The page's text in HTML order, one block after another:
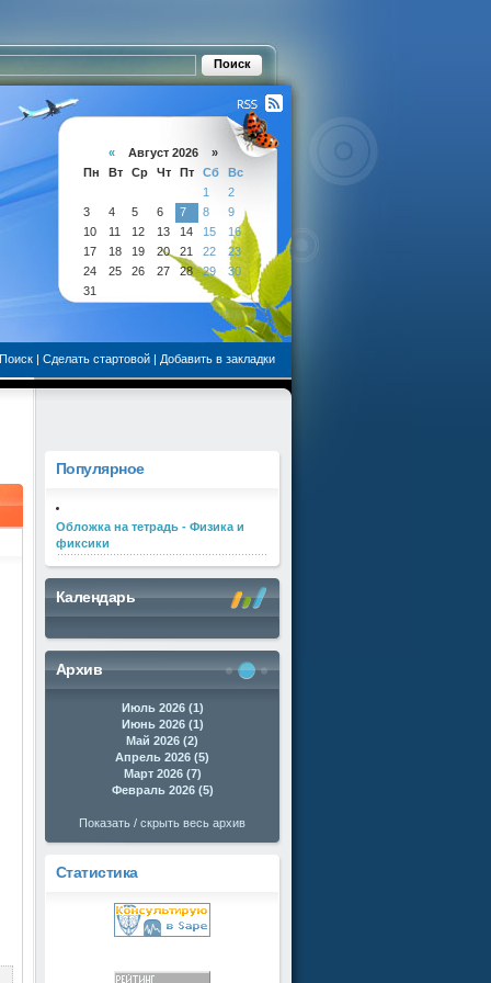
« Август 2026 »
Пн
Вт Ср Чт Пт Сб
Вс
1
2
3
4 5 6 7 8
9
10
11 12 13 14 15
16
17
18 19 20 21 22
23
24
25 26 27 28 29
30
31
Поиск | Сделать стартовой | Добавить в закладки
Популярное
Обложка на тетрадь - Физика и
фиксики
Календарь
Архив
Июль 2026 (1)
Июнь 2026 (1)
Май 2026 (2)
Апрель 2026 (5)
Март 2026 (7)
Февраль 2026 (5)
Показать / скрыть весь архив
Статистика